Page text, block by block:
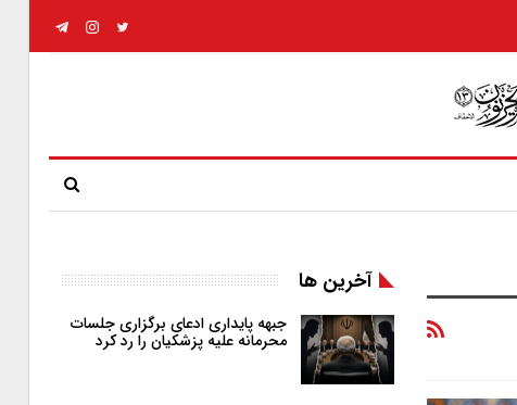
آخرین ها
جبهه پایداری ادعای برگزاری جلسات
محرمانه علیه پزشکیان را رد کرد